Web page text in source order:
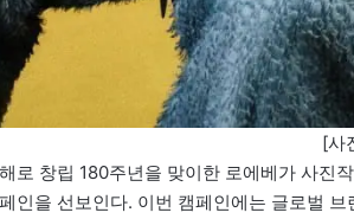
[사
로 창립 180주년을 맞이한 로에베가 사진
인을 선보인다. 이번 캠페인에는 글로벌